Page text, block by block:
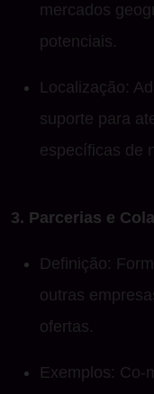
mercados
potenciais.
Localização:
suporte para
específicas de
3. Parcerias e
Definição:
outras
ofertas.
Exemplos: Co-